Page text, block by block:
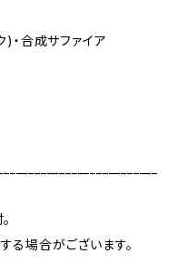
)・合成サファイア
る場合がございます。